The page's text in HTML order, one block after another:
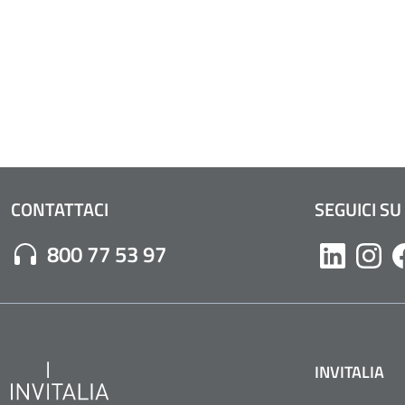
CONTATTACI
Numero di Telefono:
800 77 53 97
SEGUICI SU
Likedin
INVITALIA